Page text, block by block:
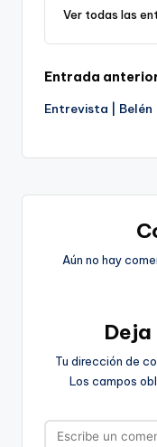
Ver todas las
de
Entrada
Entrevista | Belén
Aún no hay
Tu dirección de
Los campos